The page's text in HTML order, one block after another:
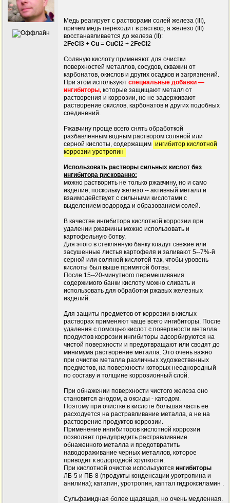
Медь реагирует с растворами солей железа (III),
причем медь переходит в раствор, а железо (III)
восстанавливается до железа (II):
2 FeCl 3 + Cu = CuCl 2 + 2 FeCl 2
Соляную кислоту применяют для очистки
поверхностей металлов, сосудов, скважин от
карбонатов, окислов и других осадков и загрязнений.
При этом используют специальные добавки —
ингибиторы, которые защищают металл от
растворения и коррозии, но не задерживают
растворение окислов, карбонатов и других подобных
соединений.
Ржавчину проще всего снять обработкой
разбавленным водным раствором соляной или
серной кислоты, содержащим ингибитор кислотной
коррозии уротропин
Использовать растворы сильных кислот без
ингибитора рискованно:
можно растворить не только ржавчину, но и само
изделие, поскольку железо -- активный металл и
взаимодействует с сильными кислотами с
выделением водорода и образованием солей.
В качестве ингибитора кислотной коррозии при
удалении ржавчины можно использовать и
картофельную ботву.
Для этого в стеклянную банку кладут свежие или
засушенные листья картофеля и заливают 5--7%-й
серной или соляной кислотой так, чтобы уровень
кислоты был выше примятой ботвы.
После 15--20-минутного перемешивания
содержимого банки кислоту можно сливать и
использовать для обработки ржавых железных
изделий.
Для защиты предметов от коррозии в кислых
растворах применяют чаще всего ингибиторы. После
удаления с помощью кислот с поверхности металла
продуктов коррозии ингибиторы адсорбируются на
чистой поверхности и предотвращают или сводят до
минимума растворение металла. Это очень важно
при очистке металла различных художественных
предметов, на поверхности которых неоднородный
по составу и толщине коррозионный слой.
При обнажении поверхности чистого железа оно
становится анодом, а оксиды - катодом.
Поэтому при очистке в кислоте большая часть ее
расходуется на растравливание металла, а не на
растворение продуктов коррозии.
Применение ингибиторов кислотной коррозии
позволяет предупредить растравливание
обнаженного металла и предотвратить
наводораживание черных металлов, которое
приводит к водородной хрупкости.
При кислотной очистке используются ингибиторы
ЛБ-5 и ПБ-8 (продукты конденсации уротропина и
анилина); катапин, уротропин, каптал гидроксиламин .
Сульфамидная более щадящая, но очень медленная.